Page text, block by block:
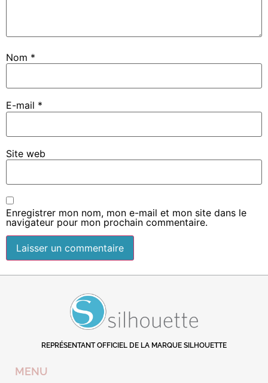
Nom *
E-mail *
Site web
Enregistrer mon nom, mon e-mail et mon site dans le
navigateur pour mon prochain commentaire.
REPRÉSENTANT OFFICIEL DE LA MARQUE SILHOUETTE
MENU